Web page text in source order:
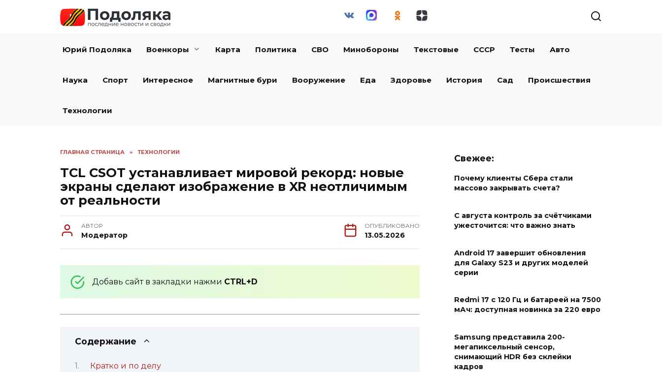
Юрий Подоляка Военкоры Карта Политика СВО Минобороны Текстовые СССР Тесты Авто
Наука Спорт Интересное Магнитные бури Вооружение Еда Здоровье История Сад Происшествия
Технологии
ГЛАВНАЯ СТРАНИЦА » ТЕХНОЛОГИИ
TCL CSOT устанавливает мировой рекорд: новые
экраны сделают изображение в XR неотличимым
от реальности
АВТОР
Модератор
ОПУБЛИКОВАНО
13.05.2026
Добавь сайт в закладки нажми CTRL+D
Содержание
Кратко и по делу
Свежее:
Почему клиенты Сбера стали
массово закрывать счета?
С августа контроль за счётчиками
ужесточится: что важно знать
Android 17 завершит обновления
для Galaxy S23 и других моделей
серии
Redmi 17 с 120 Гц и батареей на 7500
мАч: доступная новинка за 220 евро
Samsung представила 200-
мегапиксельный сенсор,
снимающий HDR без склейки
кадров